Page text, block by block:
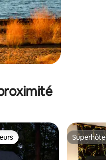
les plus appréciés Superhôte
Superhôte